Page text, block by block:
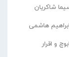
شاکریان
ابراهیم هاشمی
ابوچ و اقرار